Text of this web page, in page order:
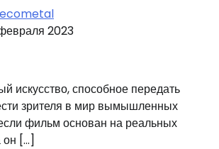
2023
искусство, способное передать
зрителя в мир вымышленных
фильм основан на реальных
он […]